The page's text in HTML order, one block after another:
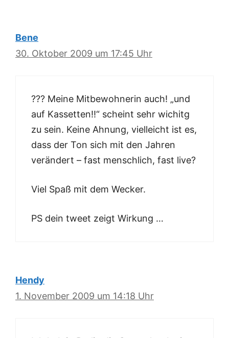
Bene
30. Oktober 2009 um 17:45 Uhr
??? Meine Mitbewohnerin auch! „und
auf Kassetten!!“ scheint sehr wichitg
zu sein. Keine Ahnung, vielleicht ist es,
dass der Ton sich mit den Jahren
verändert – fast menschlich, fast live?
Viel Spaß mit dem Wecker.
PS dein tweet zeigt Wirkung …
Hendy
1. November 2009 um 14:18 Uhr